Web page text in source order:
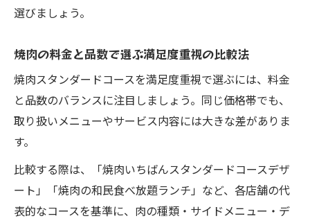
選びましょう。
焼肉の料金と品数で選ぶ満足度重視の比較法
焼肉スタンダードコースを満足度重視で選ぶには、料金
と品数のバランスに注目しましょう。同じ価格帯でも、
取り扱いメニューやサービス内容には大きな差がありま
す。
比較する際は、「焼肉いちばんスタンダードコースデザ
ート」「焼肉の和民食べ放題ランチ」など、各店舗の代
表的なコースを基準に、肉の種類・サイドメニュー・デ